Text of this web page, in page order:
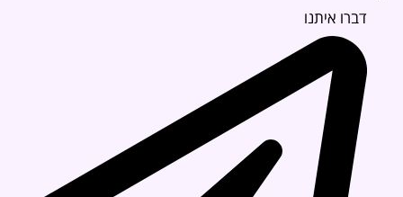
דברו איתנו